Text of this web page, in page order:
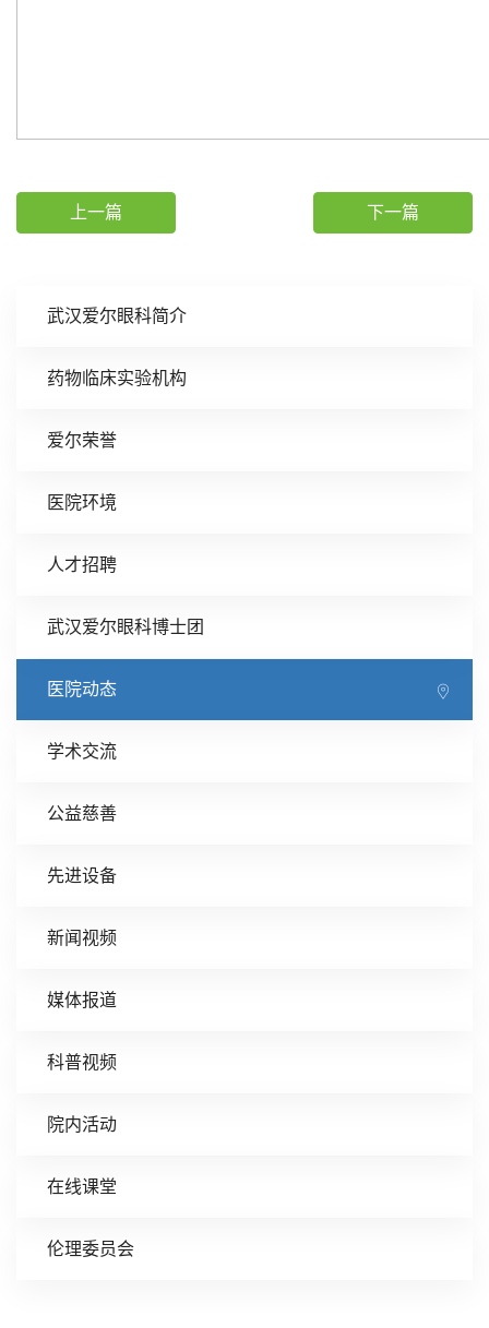
武汉爱尔眼科简介
药物临床实验机构
爱尔荣誉
医院环境
人才招聘
武汉爱尔眼科博士团
医院动态
学术交流
公益慈善
先进设备
新闻视频
媒体报道
科普视频
院内活动
在线课堂
伦理委员会
上一篇 下一篇